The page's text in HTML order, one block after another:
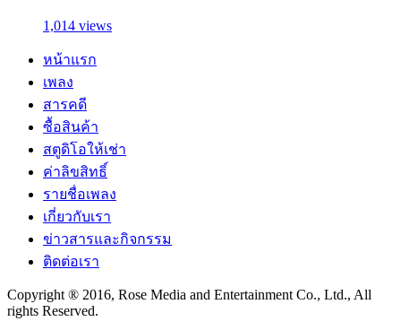
1,014 views
หน้าแรก
เพลง
สารคดี
ซื้อสินค้า
สตูดิโอให้เช่า
ค่าลิขสิทธิ์
รายชื่อเพลง
เกี่ยวกับเรา
ข่าวสารและกิจกรรม
ติดต่อเรา
Copyright ® 2016, Rose Media and Entertainment Co., Ltd., All
rights Reserved.